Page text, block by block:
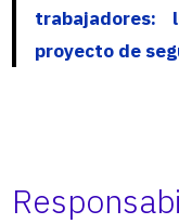
proyecto de